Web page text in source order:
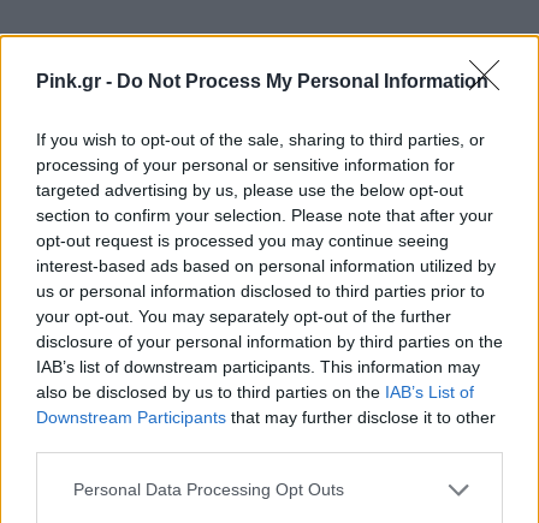
Pink.gr - Do Not Process My Personal Information
If you wish to opt-out of the sale, sharing to third parties, or
processing of your personal or sensitive information for
targeted advertising by us, please use the below opt-out
section to confirm your selection. Please note that after your
opt-out request is processed you may continue seeing
interest-based ads based on personal information utilized by
us or personal information disclosed to third parties prior to
your opt-out. You may separately opt-out of the further
disclosure of your personal information by third parties on the
IAB’s list of downstream participants. This information may
also be disclosed by us to third parties on the IAB’s List of
Downstream Participants that may further disclose it to other
Personal Data Processing Opt Outs
μάθετε πρώτοιτα πιο hot νέα.
Ακολουθήστε το Pink.gr και στο Instagram
ΔΙΑΦΗΜΙΣΗ